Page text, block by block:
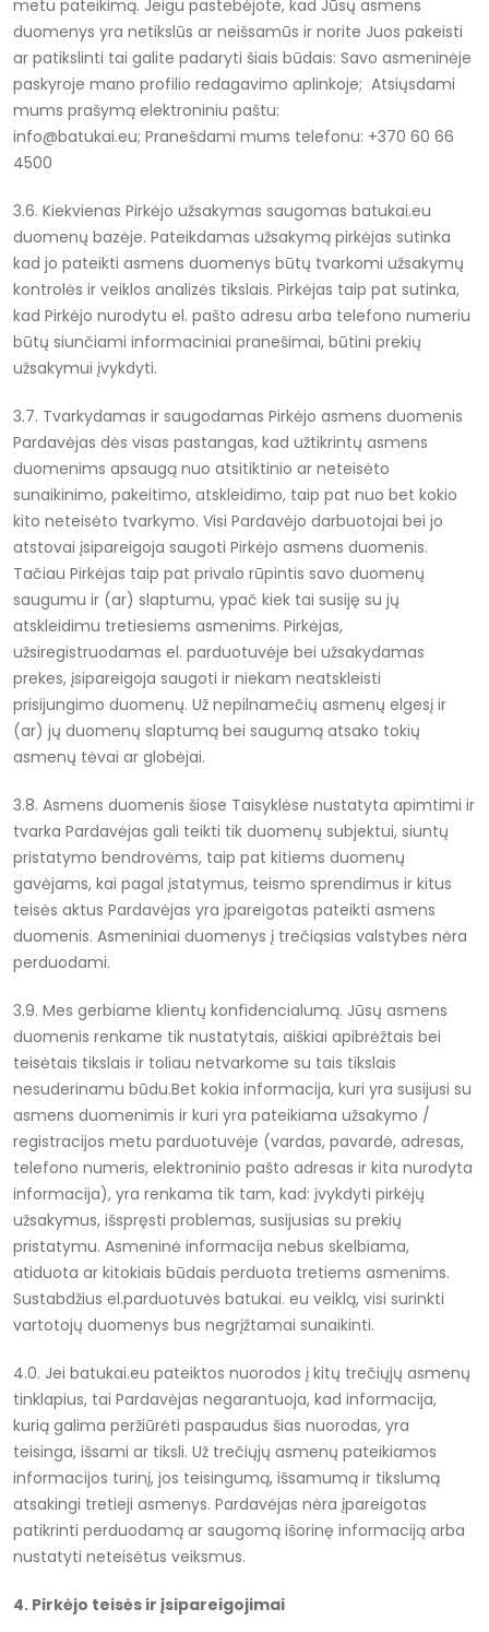
metu pateikimą. Jeigu pastebėjote, kad Jūsų asmens
duomenys yra netikslūs ar neišsamūs ir norite Juos pakeisti
ar patikslinti tai galite padaryti šiais būdais: Savo asmeninėje
paskyroje mano profilio redagavimo aplinkoje; Atsiųsdami
mums prašymą elektroniniu paštu:
info@batukai.eu; Pranešdami mums telefonu: +370 60 66
4500
3.6. Kiekvienas Pirkėjo užsakymas saugomas batukai.eu
duomenų bazėje. Pateikdamas užsakymą pirkėjas sutinka
kad jo pateikti asmens duomenys būtų tvarkomi užsakymų
kontrolės ir veiklos analizės tikslais. Pirkėjas taip pat sutinka,
kad Pirkėjo nurodytu el. pašto adresu arba telefono numeriu
būtų siunčiami informaciniai pranešimai, būtini prekių
užsakymui įvykdyti.
3.7. Tvarkydamas ir saugodamas Pirkėjo asmens duomenis
Pardavėjas dės visas pastangas, kad užtikrintų asmens
duomenims apsaugą nuo atsitiktinio ar neteisėto
sunaikinimo, pakeitimo, atskleidimo, taip pat nuo bet kokio
kito neteisėto tvarkymo. Visi Pardavėjo darbuotojai bei jo
atstovai įsipareigoja saugoti Pirkėjo asmens duomenis.
Tačiau Pirkėjas taip pat privalo rūpintis savo duomenų
saugumu ir (ar) slaptumu, ypač kiek tai susiję su jų
atskleidimu tretiesiems asmenims. Pirkėjas,
užsiregistruodamas el. parduotuvėje bei užsakydamas
prekes, įsipareigoja saugoti ir niekam neatskleisti
prisijungimo duomenų. Už nepilnamečių asmenų elgesį ir
(ar) jų duomenų slaptumą bei saugumą atsako tokių
asmenų tėvai ar globėjai.
3.8. Asmens duomenis šiose Taisyklėse nustatyta apimtimi ir
tvarka Pardavėjas gali teikti tik duomenų subjektui, siuntų
pristatymo bendrovėms, taip pat kitiems duomenų
gavėjams, kai pagal įstatymus, teismo sprendimus ir kitus
teisės aktus Pardavėjas yra įpareigotas pateikti asmens
duomenis. Asmeniniai duomenys į trečiąsias valstybes nėra
perduodami.
3.9. Mes gerbiame klientų konfidencialumą. Jūsų asmens
duomenis renkame tik nustatytais, aiškiai apibrėžtais bei
teisėtais tikslais ir toliau netvarkome su tais tikslais
nesuderinamu būdu.Bet kokia informacija, kuri yra susijusi su
asmens duomenimis ir kuri yra pateikiama užsakymo /
registracijos metu parduotuvėje (vardas, pavardė, adresas,
telefono numeris, elektroninio pašto adresas ir kita nurodyta
informacija), yra renkama tik tam, kad: įvykdyti pirkėjų
užsakymus, išspręsti problemas, susijusias su prekių
pristatymu. Asmeninė informacija nebus skelbiama,
atiduota ar kitokiais būdais perduota tretiems asmenims.
Sustabdžius el.parduotuvės batukai. eu veiklą, visi surinkti
vartotojų duomenys bus negrįžtamai sunaikinti.
4.0. Jei batukai.eu pateiktos nuorodos į kitų trečiųjų asmenų
tinklapius, tai Pardavėjas negarantuoja, kad informacija,
kurią galima peržiūrėti paspaudus šias nuorodas, yra
teisinga, išsami ar tiksli. Už trečiųjų asmenų pateikiamos
informacijos turinį, jos teisingumą, išsamumą ir tikslumą
atsakingi tretieji asmenys. Pardavėjas nėra įpareigotas
patikrinti perduodamą ar saugomą išorinę informaciją arba
nustatyti neteisėtus veiksmus.
4. Pirkėjo teisės ir įsipareigojimai